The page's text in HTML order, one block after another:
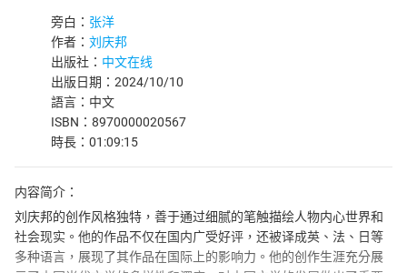
旁白： 张洋
作者： 刘庆邦
出版社： 中文在线
出版日期：2024/10/10
語言：中文
ISBN：8970000020567
時長：01:09:15
内容简介：
刘庆邦的创作风格独特，善于通过细腻的笔触描绘人物内心世界和
社会现实。他的作品不仅在国内广受好评，还被译成英、法、日等
多种语言，展现了其作品在国际上的影响力。他的创作生涯充分展